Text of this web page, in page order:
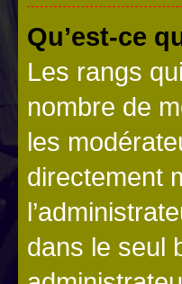
Qu’est-ce
Les rangs
nombre de
les
directement
dans le seul